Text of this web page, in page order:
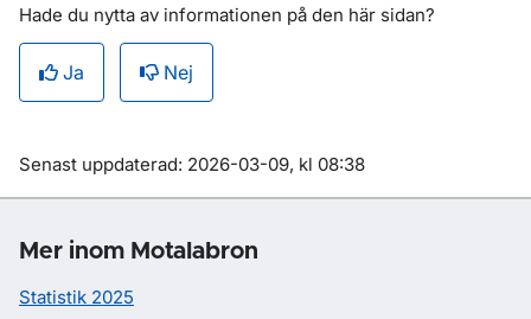
Hade du nytta av informationen på den här sidan?
Ja Nej
Om sidan
Senast uppdaterad: 2026-03-09, kl 08:38
Mer inom Motalabron
Statistik 2025